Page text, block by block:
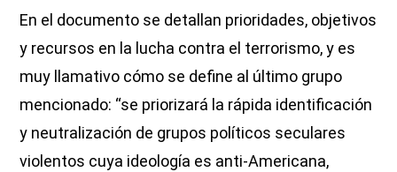
En el documento se detallan prioridades, objetivos
y recursos en la lucha contra el terrorismo, y es
muy llamativo cómo se define al último grupo
mencionado: “se priorizará la rápida identificación
y neutralización de grupos políticos seculares
violentos cuya ideología es anti-Americana,